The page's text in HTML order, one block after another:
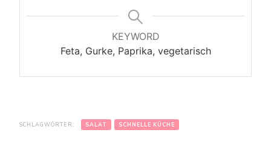
KEYWORD
Feta, Gurke, Paprika, vegetarisch
SCHLAGWÖRTER: SALAT SCHNELLE KÜCHE